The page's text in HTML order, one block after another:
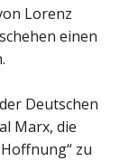
Lorenz
einen
Deutschen
Marx, die
zu